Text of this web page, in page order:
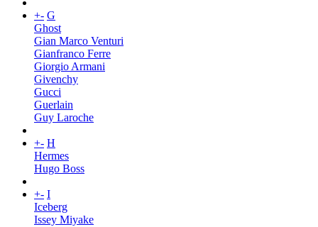
+- G
Ghost
Gian Marco Venturi
Gianfranco Ferre
Giorgio Armani
Givenchy
Gucci
Guerlain
Guy Laroche
+- H
Hermes
Hugo Boss
+- I
Iceberg
Issey Miyake